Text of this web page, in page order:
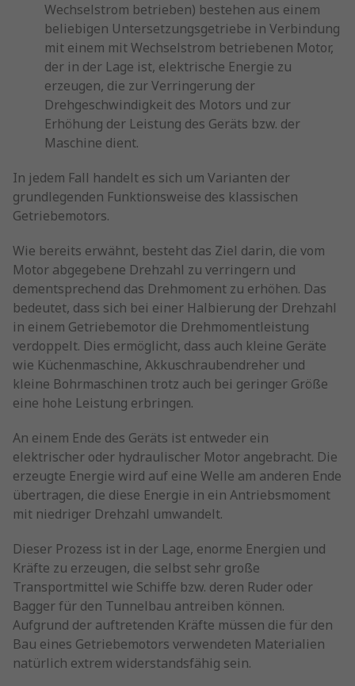
Wechselstrom betrieben) bestehen aus einem
beliebigen Untersetzungsgetriebe in Verbindung
mit einem mit Wechselstrom betriebenen Motor,
der in der Lage ist, elektrische Energie zu
erzeugen, die zur Verringerung der
Drehgeschwindigkeit des Motors und zur
Erhöhung der Leistung des Geräts bzw. der
Maschine dient.
In jedem Fall handelt es sich um Varianten der
grundlegenden Funktionsweise des klassischen
Getriebemotors.
Wie bereits erwähnt, besteht das Ziel darin, die vom
Motor abgegebene Drehzahl zu verringern und
dementsprechend das Drehmoment zu erhöhen. Das
bedeutet, dass sich bei einer Halbierung der Drehzahl
in einem Getriebemotor die Drehmomentleistung
verdoppelt. Dies ermöglicht, dass auch kleine Geräte
wie Küchenmaschine, Akkuschraubendreher und
kleine Bohrmaschinen trotz auch bei geringer Größe
eine hohe Leistung erbringen.
An einem Ende des Geräts ist entweder ein
elektrischer oder hydraulischer Motor angebracht. Die
erzeugte Energie wird auf eine Welle am anderen Ende
übertragen, die diese Energie in ein Antriebsmoment
mit niedriger Drehzahl umwandelt.
Dieser Prozess ist in der Lage, enorme Energien und
Kräfte zu erzeugen, die selbst sehr große
Transportmittel wie Schiffe bzw. deren Ruder oder
Bagger für den Tunnelbau antreiben können.
Aufgrund der auftretenden Kräfte müssen die für den
Bau eines Getriebemotors verwendeten Materialien
natürlich extrem widerstandsfähig sein.